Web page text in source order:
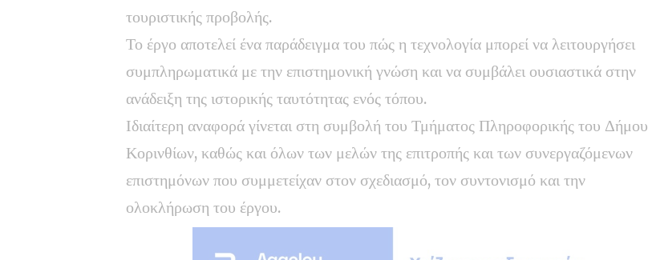
τουριστικής προβολής.
Το έργο αποτελεί ένα παράδειγμα του πώς η τεχνολογία μπορεί να λειτουργήσει
συμπληρωματικά με την επιστημονική γνώση και να συμβάλει ουσιαστικά στην
ανάδειξη της ιστορικής ταυτότητας ενός τόπου.
Ιδιαίτερη αναφορά γίνεται στη συμβολή του Τμήματος Πληροφορικής του Δήμου
Κορινθίων, καθώς και όλων των μελών της επιτροπής και των συνεργαζόμενων
επιστημόνων που συμμετείχαν στον σχεδιασμό, τον συντονισμό και την
ολοκλήρωση του έργου.